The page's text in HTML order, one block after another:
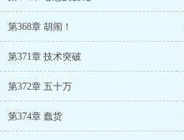
第368章 胡闹！
第371章 技术突破
第372章 五十万
第374章 蠢货